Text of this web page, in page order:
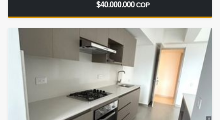
$40.000.000COP